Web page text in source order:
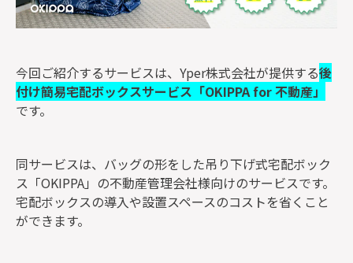
今回ご紹介するサービスは、Yper株式会社が提供する後
付け簡易宅配ボックスサービス 「OKIPPA for 不動産」
です。
同サービスは、バッグの形をした吊り下げ式宅配ボック
ス「OKIPPA」の不動産管理会社様向けのサービスです。
宅配ボックスの導入や設置スペースのコストを省くこと
ができます。